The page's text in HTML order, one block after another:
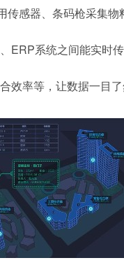
感器、条码枪采集物
ERP系统之间能实时传
效率等，让数据一目了